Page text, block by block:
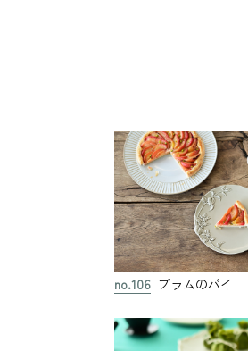
no.106 プラムのパイ